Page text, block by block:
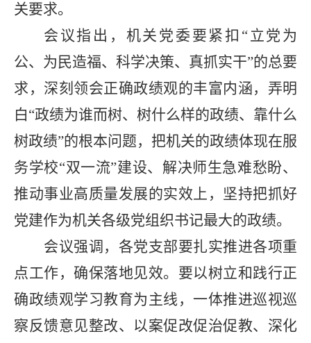
关要求。
会议指出，机关党委要紧扣“立党为
公、为民造福、科学决策、真抓实干”的总要
求，深刻领会正确政绩观的丰富内涵，弄明
白“政绩为谁而树、树什么样的政绩、靠什么
树政绩”的根本问题，把机关的政绩体现在服
务学校“双一流”建设、解决师生急难愁盼、
推动事业高质量发展的实效上，坚持把抓好
党建作为机关各级党组织书记最大的政绩。
会议强调，各党支部要扎实推进各项重
点工作，确保落地见效。要以树立和践行正
确政绩观学习教育为主线，一体推进巡视巡
察反馈意见整改、以案促改促治促教、深化